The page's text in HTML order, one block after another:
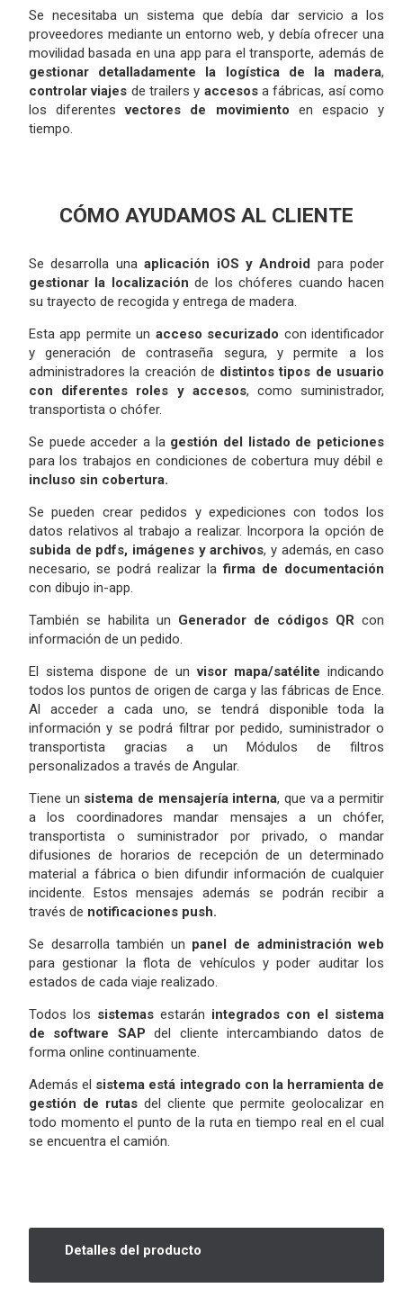
Se necesitaba un sistema que debía dar servicio a los
proveedores mediante un entorno web, y debía ofrecer una
movilidad basada en una app para el transporte, además de
gestionar detalladamente la logística de la madera,
controlar viajes de trailers y accesosa fábricas, así como
los diferentesvectores de movimiento en espacio y
tiempo.
CÓMO AYUDAMOS AL CLIENTE
Se desarrolla unaaplicación iOS y Android para poder
gestionar la localización de los chóferes cuando hacen
su trayecto de recogida y entrega de madera.
Esta app permite un acceso securizado con identificador
y generación de contraseña segura, y permite a los
administradores la creación de distintos tipos de usuario
con diferentes roles y accesos, como suministrador,
transportista o chófer.
Se puede acceder a la gestión del listado de peticiones
para los trabajos en condiciones de cobertura muy débil e
incluso sin cobertura.
Se pueden crear pedidos y expediciones con todos los
datos relativos al trabajo a realizar. Incorpora la opción de
subida de pdfs, imágenes y archivos, y además, en caso
necesario, se podrá realizar lafirma de documentación
con dibujo in-app.
También se habilita un Generador de códigos QR con
información de un pedido.
El sistema dispone de unvisor mapa/satéliteindicando
todos los puntos de origen de carga y las fábricas de Ence.
Al acceder a cada uno, se tendrá disponible toda la
información y se podrá filtrar por pedido, suministrador o
transportista gracias a un Módulos de filtros
personalizados a través de Angular.
Tiene un sistema de mensajería interna, que va a permitir
a los coordinadores mandar mensajes a un chófer,
transportista o suministrador por privado, o mandar
difusiones de horarios de recepción de un determinado
material a fábrica o bien difundir información de cualquier
incidente. Estos mensajes además se podrán recibir a
través de notificaciones push.
Se desarrolla también un panel de administración web
para gestionar la flota de vehículos y poder auditar los
estados de cada viaje realizado.
Todos los sistemasestarán integrados con el sistema
de software SAP del cliente intercambiando datos de
forma online continuamente.
Además el sistema está integrado con la herramienta de
gestión de rutasdel cliente que permite geolocalizar en
todo momento el punto de la ruta en tiempo real en el cual
se encuentra el camión.
Detalles del producto